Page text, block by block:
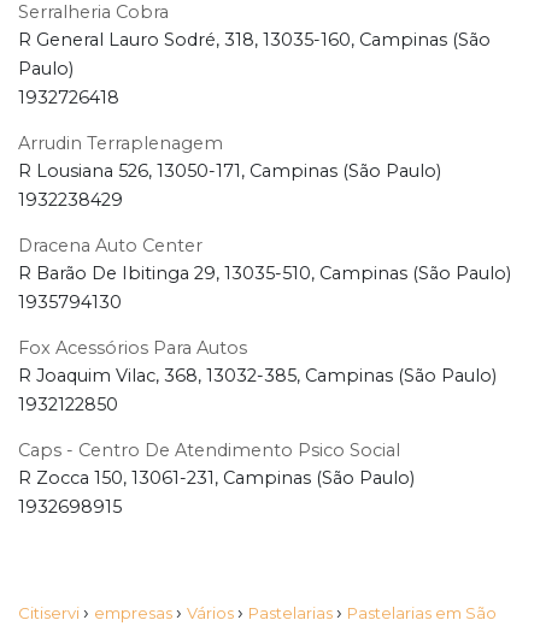
Serralheria Cobra
R General Lauro Sodré, 318, 13035-160, Campinas (São
Paulo)
1932726418
Arrudin Terraplenagem
R Lousiana 526, 13050-171, Campinas (São Paulo)
1932238429
Dracena Auto Center
R Barão De Ibitinga 29, 13035-510, Campinas (São Paulo)
1935794130
Fox Acessórios Para Autos
R Joaquim Vilac, 368, 13032-385, Campinas (São Paulo)
1932122850
Caps - Centro De Atendimento Psico Social
R Zocca 150, 13061-231, Campinas (São Paulo)
1932698915
Citiservi › empresas › Vários › Pastelarias › Pastelarias em São